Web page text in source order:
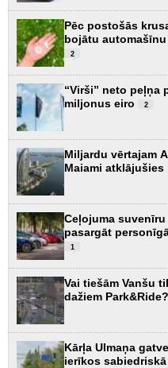
Pēc postošās
bojātu
2
“Virši” neto peļņa
miljonus eiro
2
Miljardu vērtajam
Maiami
Ceļojuma
pasargāt
1
Vai tiešām Vanšu
dažiem
Kārļa Ulmaņa
ierīkos